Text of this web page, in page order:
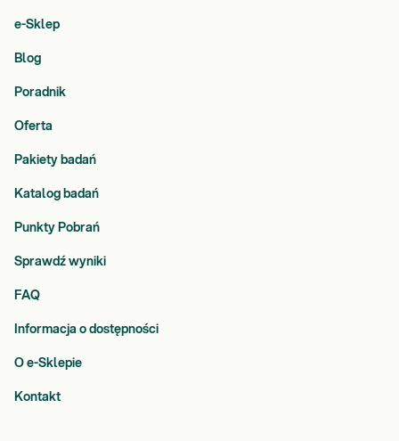
e-Sklep
Blog
Poradnik
Oferta
Pakiety badań
Katalog badań
Punkty Pobrań
Sprawdź wyniki
FAQ
Informacja o dostępności
O e-Sklepie
Kontakt